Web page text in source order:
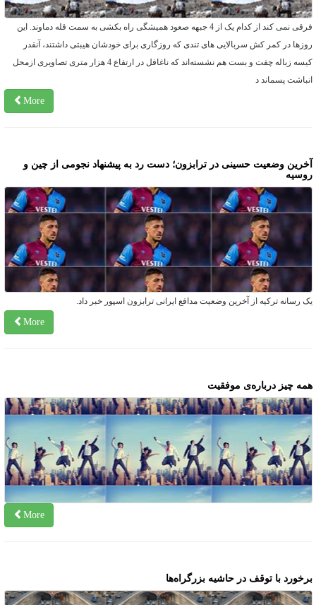
فرقی نمی کند از کدام یک از 4 جبهه صعود همیشگی راه بکشی به سمت قله دماوند. این
در کمر کش سربالایی های تندی که روزگاری برای خودشان هیبتی داشتند، آنقدر
کیسه زباله چفت و بست هم نشسته‌اند که ناغافل در ارتفاع 4 هزار متری تصاویری ازمحل
پسماند د
More
وضعیت حسینی در ترابزون؛ دست رد به پیشنهاد نجومی از چین و
رسانه ترکیه از آخرین وضعیت مدافع ایرانی ترابزون اسپور خبر داد.
More
چیز درباره‌ی موفقیت
More
با توقف در حاشیه بزرگراه‌ها